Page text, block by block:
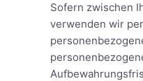
Sofern zwischen
verwenden wir